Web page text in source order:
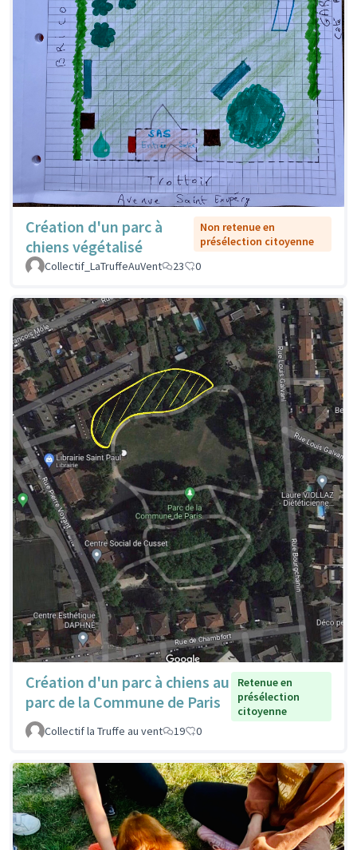
Création d'un parc à
chiens végétalisé
Non retenue en
présélection citoyenne
Collectif_LaTruffeAuVent
23 0
Création d'un parc à chiens au
parc de la Commune de Paris
Retenue en
présélection
citoyenne
Collectif la Truffe au vent
19 0